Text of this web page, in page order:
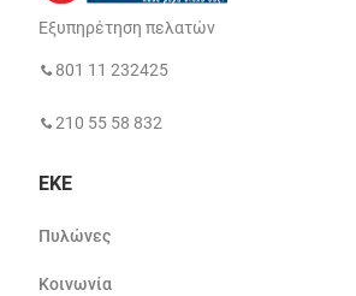
Εξυπηρέτηση πελατών
801 11 232425
210 55 58 832
ΕΚΕ
Πυλώνες
Κοινωνία